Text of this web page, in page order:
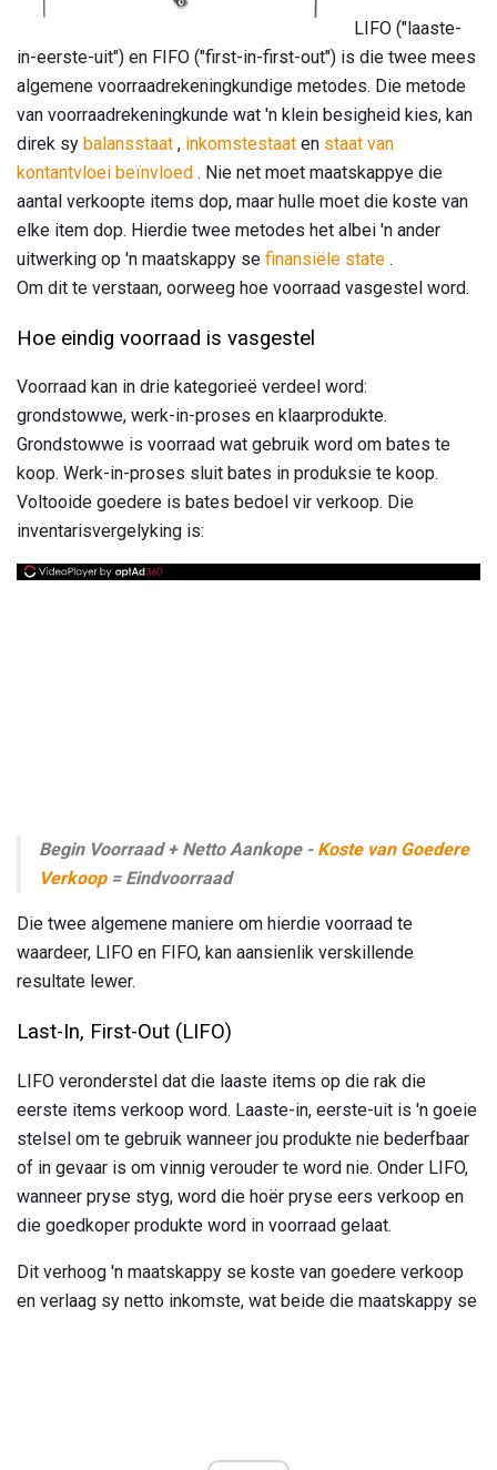
LIFO ("laaste-
in-eerste-uit") en FIFO ("first-in-first-out") is die twee mees
algemene voorraadrekeningkundige metodes. Die metode
van voorraadrekeningkunde wat 'n klein besigheid kies, kan
direk sy balansstaat , inkomstestaat en staat van
kontantvloei beïnvloed . Nie net moet maatskappye die
aantal verkoopte items dop, maar hulle moet die koste van
elke item dop. Hierdie twee metodes het albei 'n ander
uitwerking op 'n maatskappy se finansiële state .
Om dit te verstaan, oorweeg hoe voorraad vasgestel word.
Hoe eindig voorraad is vasgestel
Voorraad kan in drie kategorieë verdeel word:
grondstowwe, werk-in-proses en klaarprodukte.
Grondstowwe is voorraad wat gebruik word om bates te
koop. Werk-in-proses sluit bates in produksie te koop.
Voltooide goedere is bates bedoel vir verkoop. Die
inventarisvergelyking is:
Begin Voorraad + Netto Aankope - Koste van Goedere
Verkoop= Eindvoorraad
Die twee algemene maniere om hierdie voorraad te
waardeer, LIFO en FIFO, kan aansienlik verskillende
resultate lewer.
Last-In, First-Out (LIFO)
LIFO veronderstel dat die laaste items op die rak die
eerste items verkoop word. Laaste-in, eerste-uit is 'n goeie
stelsel om te gebruik wanneer jou produkte nie bederfbaar
of in gevaar is om vinnig verouder te word nie. Onder LIFO,
wanneer pryse styg, word die hoër pryse eers verkoop en
die goedkoper produkte word in voorraad gelaat.
Dit verhoog 'n maatskappy se koste van goedere verkoop
en verlaag sy netto inkomste, wat beide die maatskappy se